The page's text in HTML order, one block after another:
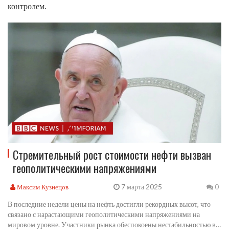
контролем.
Стремительный рост стоимости нефти вызван
геополитическими напряжениями
Максим Кузнецов 7 марта 2025 0
В последние недели цены на нефть достигли рекордных высот, что
связано с нарастающими геополитическими напряжениями на
мировом уровне. Участники рынка обеспокоены нестабильностью в